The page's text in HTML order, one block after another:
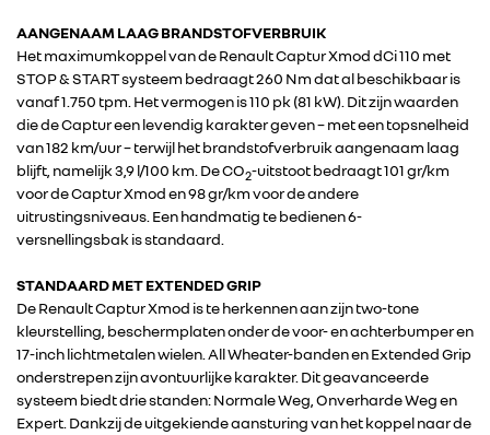
AANGENAAM LAAG BRANDSTOFVERBRUIK
Het maximumkoppel van de Renault Captur Xmod dCi 110 met
STOP & START systeem bedraagt 260 Nm dat al beschikbaar is
vanaf 1.750 tpm. Het vermogen is 110 pk (81 kW). Dit zijn waarden
die de Captur een levendig karakter geven – met een topsnelheid
van 182 km/uur – terwijl het brandstofverbruik aangenaam laag
blijft, namelijk 3,9 l/100 km. De CO2-uitstoot bedraagt 101 gr/km
voor de Captur Xmod en 98 gr/km voor de andere
uitrustingsniveaus. Een handmatig te bedienen 6-
versnellingsbak is standaard.
STANDAARD MET EXTENDED GRIP
De Renault Captur Xmod is te herkennen aan zijn two-tone
kleurstelling, beschermplaten onder de voor- en achterbumper en
17-inch lichtmetalen wielen. All Wheater-banden en Extended Grip
onderstrepen zijn avontuurlijke karakter. Dit geavanceerde
systeem biedt drie standen: Normale Weg, Onverharde Weg en
Expert. Dankzij de uitgekiende aansturing van het koppel naar de